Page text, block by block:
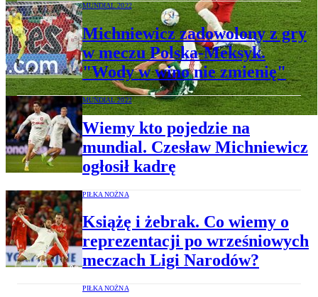
MUNDIAL 2022
Michniewicz zadowolony z gry
w meczu Polska-Meksyk.
"Wody w wino nie zmienię"
MUNDIAL 2022
Wiemy kto pojedzie na
mundial. Czesław Michniewicz
ogłosił kadrę
PIŁKA NOŻNA
Książę i żebrak. Co wiemy o
reprezentacji po wrześniowych
meczach Ligi Narodów?
PIŁKA NOŻNA